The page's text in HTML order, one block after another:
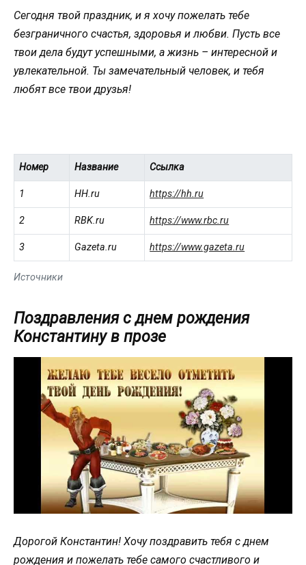
Сегодня твой праздник, и я хочу пожелать тебе
безграничного счастья, здоровья и любви. Пусть все
твои дела будут успешными, а жизнь – интересной и
увлекательной. Ты замечательный человек, и тебя
любят все твои друзья!
Источники
Номер Название Ссылка
1 HH.ru https://hh.ru
2 RBK.ru https://www.rbc.ru
3 Gazeta.ru https://www.gazeta.ru
Поздравления с днем рождения
Константину в прозе
Дорогой Константин! Хочу поздравить тебя с днем
рождения и пожелать тебе самого счастливого и